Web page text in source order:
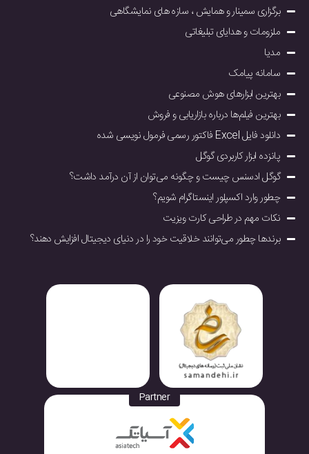
برگزاری سمینار و همایش ، سازه های نمایشگاهی
ملزومات و هدایای تبلیغاتی
مدیا
سامانه پیامک
بهترین ابزارهای هوش مصنوعی
بهترین فیلم‌ها درباره بازاریابی و فروش
دانلود فایل Excel فاکتور رسمی فرمول نویسی شده
پانزده ابزار کاربردی گوگل
گوگل ادسنس چیست و چگونه می‌توان از آن درآمد داشت؟
چطور وارد اکسپلور اینستاگرام شویم؟
نکات مهم در طراحی کارت ویزیت
برندها چطور مى‌توانند خلاقیت خود را در دنياى ديجيتال افزايش دهند؟
Partner